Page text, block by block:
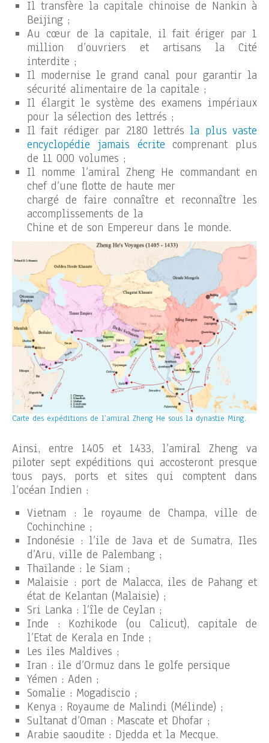
Il transfère la capitale chinoise de Nankin à
Beijing ;
Au cœur de la capitale, il fait ériger par 1
million d’ouvriers et artisans la Cité
interdite ;
Il modernise le grand canal pour garantir la
sécurité alimentaire de la capitale ;
Il élargit le système des examens impériaux
pour la sélection des lettrés ;
Il fait rédiger par 2180 lettrés la plus vaste
encyclopédie jamais écrite comprenant plus
de 11 000 volumes ;
Il nomme l’amiral Zheng He commandant en
chef d’une flotte de haute mer
chargé de faire connaître et reconnaître les
accomplissements de la
Chine et de son Empereur dans le monde.
Carte des expéditions de l’amiral Zheng He sous la dynastie Ming.
Ainsi, entre 1405 et 1433, l’amiral Zheng va
piloter sept expéditions qui accosteront presque
tous pays, ports et sites qui comptent dans
l’océan Indien :
Vietnam : le royaume de Champa, ville de
Cochinchine ;
Indonésie : l’ile de Java et de Sumatra, Iles
d’Aru, ville de Palembang ;
Thaïlande : le Siam ;
Malaisie : port de Malacca, iles de Pahang et
état de Kelantan (Malaisie) ;
Sri Lanka : l’île de Ceylan ;
Inde : Kozhikode (ou Calicut), capitale de
l’Etat de Kerala en Inde ;
Les iles Maldives ;
Iran : ile d’Ormuz dans le golfe persique
Yémen : Aden ;
Somalie : Mogadiscio ;
Kenya : Royaume de Malindi (Mélinde) ;
Sultanat d’Oman : Mascate et Dhofar ;
Arabie saoudite : Djedda et la Mecque.